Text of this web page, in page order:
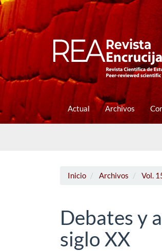
Navegación
Contenido
principal
Barra
Actual Archivos
Inicio Archivos Vol.
Debates y
siglo XX